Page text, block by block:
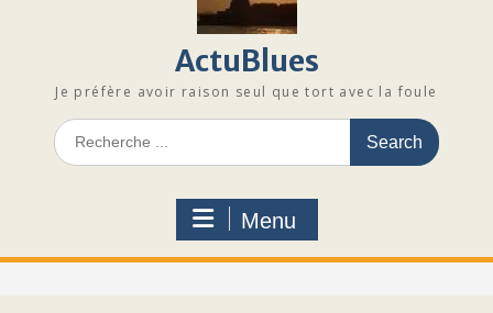
ActuBlues
Je préfère avoir raison seul que tort avec la foule
Search
for:
Menu